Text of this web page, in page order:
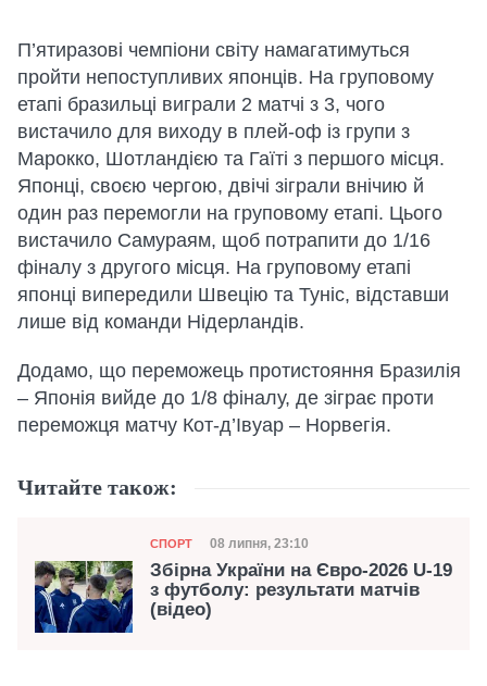
П’ятиразові чемпіони світу намагатимуться
пройти непоступливих японців. На груповому
етапі бразильці виграли 2 матчі з 3, чого
вистачило для виходу в плей-оф із групи з
Марокко, Шотландією та Гаїті з першого місця.
Японці, своєю чергою, двічі зіграли внічию й
один раз перемогли на груповому етапі. Цього
вистачило Самураям, щоб потрапити до 1/16
фіналу з другого місця. На груповому етапі
японці випередили Швецію та Туніс, відставши
лише від команди Нідерландів.
Додамо, що переможець протистояння Бразилія
– Японія вийде до 1/8 фіналу, де зіграє проти
переможця матчу Кот-д’Івуар – Норвегія.
Читайте також:
Категорія
СПОРТ Дата публікації
08 липня, 23:10
Збірна України на Євро-2026 U-19
з футболу: результати матчів
(відео)